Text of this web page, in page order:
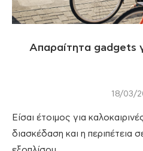
Απαραίτητα gadgets
18/03/
Είσαι έτοιμος για
διασκέδαση και η περιπέτεια